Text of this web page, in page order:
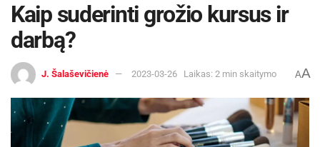
Kaip suderinti grožio kursus ir
darbą?
J. Šalaševičienė 2023-03-26 Laikas: 2 min skaitymo AA